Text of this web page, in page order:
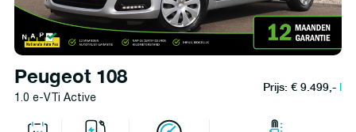
Peugeot 108
1.0 e-VTi Active
Prijs: € 9.499,-l